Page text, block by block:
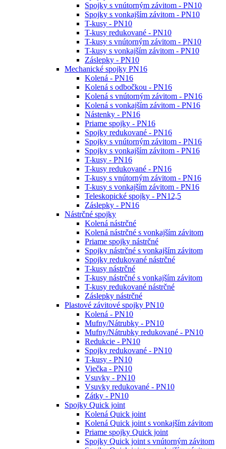
Spojky s vnútorným závitom - PN10
Spojky s vonkajším závitom - PN10
T-kusy - PN10
T-kusy redukované - PN10
T-kusy s vnútorným závitom - PN10
T-kusy s vonkajším závitom - PN10
Záslepky - PN10
Mechanické spojky PN16
Kolená - PN16
Kolená s odbočkou - PN16
Kolená s vnútorným závitom - PN16
Kolená s vonkajším závitom - PN16
Nástenky - PN16
Priame spojky - PN16
Spojky redukované - PN16
Spojky s vnútorným závitom - PN16
Spojky s vonkajším závitom - PN16
T-kusy - PN16
T-kusy redukované - PN16
T-kusy s vnútorným závitom - PN16
T-kusy s vonkajším závitom - PN16
Teleskopické spojky - PN12,5
Záslepky - PN16
Nástrčné spojky
Kolená nástrčné
Kolená nástrčné s vonkajším závitom
Priame spojky nástrčné
Spojky nástrčné s vonkajším závitom
Spojky redukované nástrčné
T-kusy nástrčné
T-kusy nástrčné s vonkajším závitom
T-kusy redukované nástrčné
Záslepky nástrčné
Plastové závitové spojky PN10
Kolená - PN10
Mufny/Nátrubky - PN10
Mufny/Nátrubky redukované - PN10
Redukcie - PN10
Spojky redukované - PN10
T-kusy - PN10
Viečka - PN10
Vsuvky - PN10
Vsuvky redukované - PN10
Zátky - PN10
Spojky Quick joint
Kolená Quick joint
Kolená Quick joint s vonkajším závitom
Priame spojky Quick joint
Spojky Quick joint s vnútorným závitom